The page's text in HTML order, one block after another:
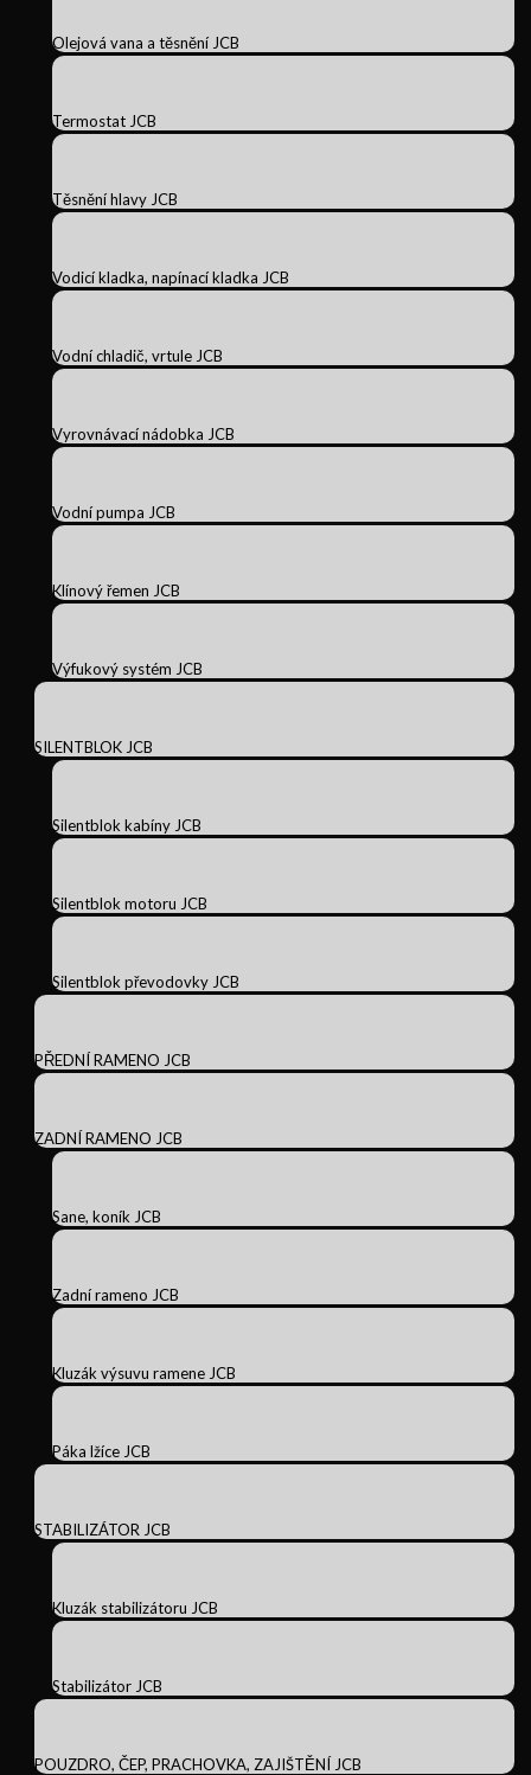
Olejová vana a těsnění JCB
Termostat JCB
Těsnění hlavy JCB
Vodicí kladka, napínací kladka JCB
Vodní chladič, vrtule JCB
Vyrovnávací nádobka JCB
Vodní pumpa JCB
Klínový řemen JCB
Výfukový systém JCB
SILENTBLOK JCB
Silentblok kabíny JCB
Silentblok motoru JCB
Silentblok převodovky JCB
PŘEDNÍ RAMENO JCB
ZADNÍ RAMENO JCB
Sane, koník JCB
Zadní rameno JCB
Kluzák výsuvu ramene JCB
Páka lžíce JCB
STABILIZÁTOR JCB
Kluzák stabilizátoru JCB
Stabilizátor JCB
POUZDRO, ČEP, PRACHOVKA, ZAJIŠTĚNÍ JCB